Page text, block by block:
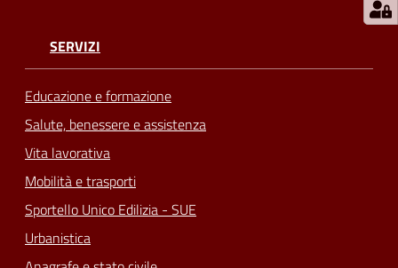
SERVIZI
Educazione e formazione
Salute, benessere e assistenza
Vita lavorativa
Mobilità e trasporti
Sportello Unico Edilizia - SUE
Urbanistica